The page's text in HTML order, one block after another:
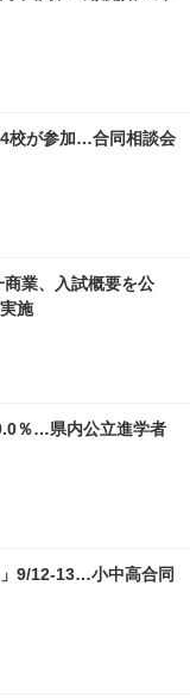
4校が参加…合同相談会
商業、入試概要を公
施
％…県内公立進学者
9/12-13…小中高合同